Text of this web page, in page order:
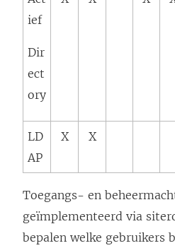
ief
Dir
ect
ory
LD
AP
X X
Toegangs- en
geïmplementeerd via
bepalen welke gebruikers